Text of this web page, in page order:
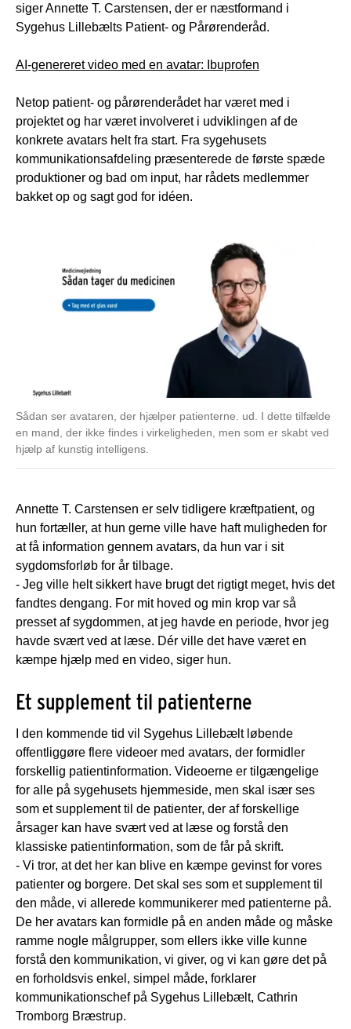
siger Annette T. Carstensen, der er næstformand i
Sygehus Lillebælts Patient- og Pårørenderåd.
AI-genereret video med en avatar: Ibuprofen
Netop patient- og pårørenderådet har været med i
projektet og har været involveret i udviklingen af de
konkrete avatars helt fra start. Fra sygehusets
kommunikationsafdeling præsenterede de første spæde
produktioner og bad om input, har rådets medlemmer
bakket op og sagt god for idéen.
Sådan ser avataren, der hjælper patienterne. ud. I dette tilfælde
en mand, der ikke findes i virkeligheden, men som er skabt ved
hjælp af kunstig intelligens.
Annette T. Carstensen er selv tidligere kræftpatient, og
hun fortæller, at hun gerne ville have haft muligheden for
at få information gennem avatars, da hun var i sit
sygdomsforløb for år tilbage.
- Jeg ville helt sikkert have brugt det rigtigt meget, hvis det
fandtes dengang. For mit hoved og min krop var så
presset af sygdommen, at jeg havde en periode, hvor jeg
havde svært ved at læse. Dér ville det have været en
kæmpe hjælp med en video, siger hun.
Et supplement til patienterne
I den kommende tid vil Sygehus Lillebælt løbende
offentliggøre flere videoer med avatars, der formidler
forskellig patientinformation. Videoerne er tilgængelige
for alle på sygehusets hjemmeside, men skal især ses
som et supplement til de patienter, der af forskellige
årsager kan have svært ved at læse og forstå den
klassiske patientinformation, som de får på skrift.
- Vi tror, at det her kan blive en kæmpe gevinst for vores
patienter og borgere. Det skal ses som et supplement til
den måde, vi allerede kommunikerer med patienterne på.
De her avatars kan formidle på en anden måde og måske
ramme nogle målgrupper, som ellers ikke ville kunne
forstå den kommunikation, vi giver, og vi kan gøre det på
en forholdsvis enkel, simpel måde, forklarer
kommunikationschef på Sygehus Lillebælt, Cathrin
Tromborg Bræstrup.